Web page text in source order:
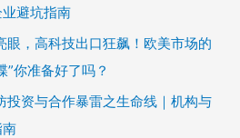
避坑指南
眼，高科技出口狂飙！欧美市场的
”你准备好了吗？
投资与合作暴雷之生命线｜机构与